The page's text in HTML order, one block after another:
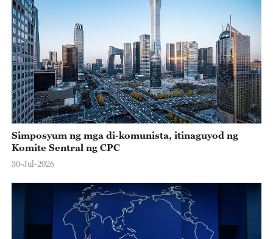
Simposyum ng mga di-komunista, itinaguyod ng
Komite Sentral ng CPC
30-Jul-2026